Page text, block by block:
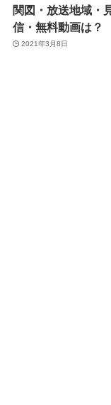
関図・放送地域・
信・無料動画は？
2021年3月8日